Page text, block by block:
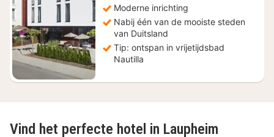
Moderne inrichting
Nabij één van de mooiste steden
van Duitsland
Tip: ontspan in vrijetijdsbad
Nautilla
Vind het perfecte hotel in Laupheim